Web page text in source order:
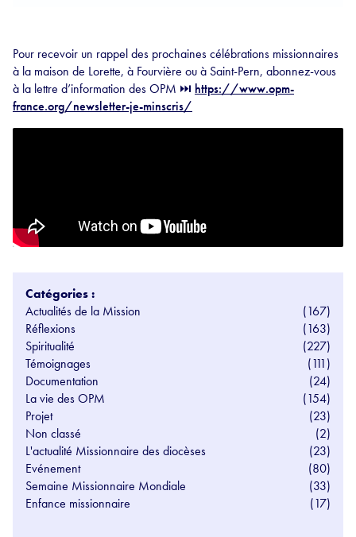
Pour recevoir un rappel des prochaines célébrations missionnaires
à la maison de Lorette, à Fourvière ou à Saint-Pern, abonnez-vous
à la lettre d’information des OPM ⏭️ https://www.opm-
france.org/newsletter-je-minscris/
Catégories :
Actualités de la Mission
(167)
Réflexions
(163)
Spiritualité
(227)
Témoignages
(111)
Documentation
(24)
La vie des OPM
(154)
Projet
(23)
Non classé
(2)
L'actualité Missionnaire des diocèses
(23)
Evénement
(80)
Semaine Missionnaire Mondiale
(33)
Enfance missionnaire
(17)